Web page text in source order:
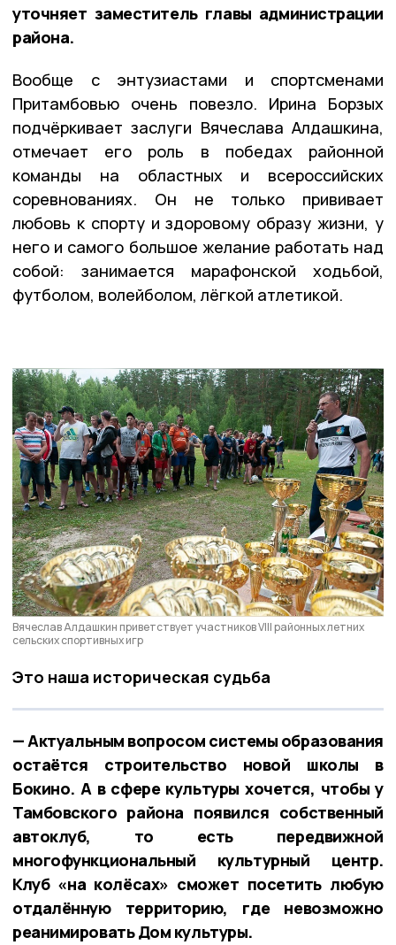
уточняет заместитель главы администрации
района.
Вообще с энтузиастами и спортсменами
Притамбовью очень повезло. Ирина Борзых
подчёркивает заслуги Вячеслава Алдашкина,
отмечает его роль в победах районной
команды на областных и всероссийских
соревнованиях. Он не только прививает
любовь к спорту и здоровому образу жизни, у
него и самого большое желание работать над
собой: занимается марафонской ходьбой,
футболом, волейболом, лёгкой атлетикой.
Вячеслав Алдашкин приветствует участников VIII районных летних
сельских спортивных игр
Это наша историческая судьба
— Актуальным вопросом системы образования
остаётся строительство новой школы в
Бокино. А в сфере культуры хочется, чтобы у
Тамбовского района появился собственный
автоклуб, то есть передвижной
многофункциональный культурный центр.
Клуб «на колёсах» сможет посетить любую
отдалённую территорию, где невозможно
реанимировать Дом культуры.